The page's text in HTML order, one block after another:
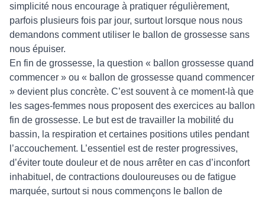
simplicité nous encourage à pratiquer régulièrement,
parfois plusieurs fois par jour, surtout lorsque nous nous
demandons comment utiliser le ballon de grossesse sans
nous épuiser.
En fin de grossesse, la question « ballon grossesse quand
commencer » ou « ballon de grossesse quand commencer
» devient plus concrète. C’est souvent à ce moment-là que
les sages-femmes nous proposent des exercices au ballon
fin de grossesse. Le but est de travailler la mobilité du
bassin, la respiration et certaines positions utiles pendant
l’accouchement. L’essentiel est de rester progressives,
d’éviter toute douleur et de nous arrêter en cas d’inconfort
inhabituel, de contractions douloureuses ou de fatigue
marquée, surtout si nous commençons le ballon de